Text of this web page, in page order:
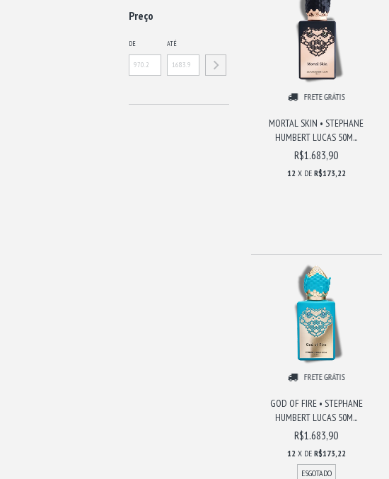
Preço
DE ATÉ
FRETE GRÁTIS
MORTAL SKIN • STEPHANE
HUMBERT LUCAS 50M...
R$1.683,90
12 X DE R$173,22
FRETE GRÁTIS
GOD OF FIRE • STEPHANE
HUMBERT LUCAS 50M...
R$1.683,90
12 X DE R$173,22
ESGOTADO